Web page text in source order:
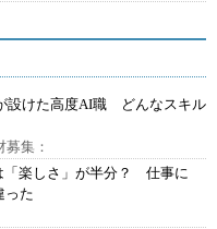
設けた高度AI職 どんなスキル
集：
「楽しさ」が半分？ 仕事に
った